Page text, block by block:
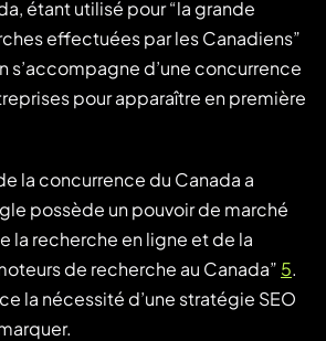
étant utilisé pour “la grande
effectuées par les Canadiens”
s’accompagne d’une concurrence
pour apparaître en première
la concurrence du Canada a
possède un pouvoir de marché
la recherche en ligne et de la
de recherche au Canada” 5.
la nécessité d’une stratégie SEO